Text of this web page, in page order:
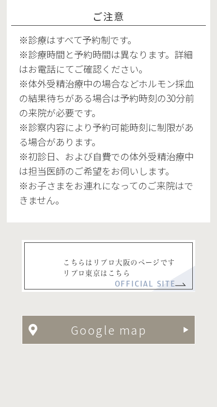
ご注意
※診療はすべて予約制です。
※診療時間と予約時間は異なります。詳細
はお電話にてご確認ください。
※体外受精治療中の場合などホルモン採血
の結果待ちがある場合は予約時刻の30分前
の来院が必要です。
※診察内容により予約可能時刻に制限があ
る場合があります。
※初診日、および自費での体外受精治療中
は担当医師のご希望をお伺いします。
※お子さまをお連れになってのご来院はで
きません。
こちらはリプロ大阪のページです
リプロ東京はこちら
OFFICIAL SITE
Google map